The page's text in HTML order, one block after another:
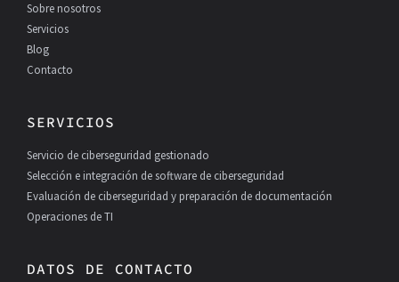
Sobre nosotros
Servicios
Blog
Contacto
SERVICIOS
Servicio de ciberseguridad gestionado
Selección e integración de software de ciberseguridad
Evaluación de ciberseguridad y preparación de documentación
Operaciones de TI
DATOS DE CONTACTO